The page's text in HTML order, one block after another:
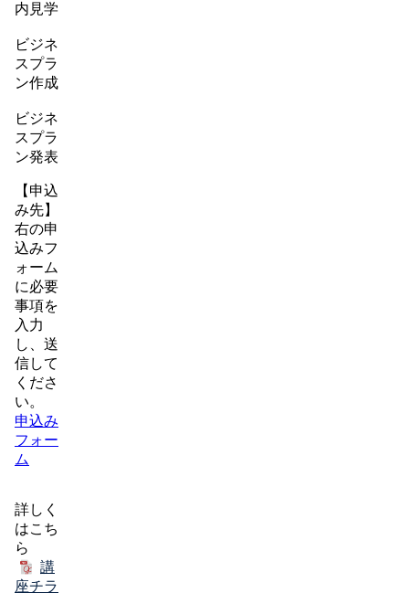
内見学
ビジネ
スプラ
ン作成
ビジネ
スプラ
ン発表
【申込
み先】
右の申
込みフ
ォーム
に必要
事項を
入力
し、送
信して
くださ
い。
申込み
フォー
ム
詳しく
はこち
ら
講
座チラ